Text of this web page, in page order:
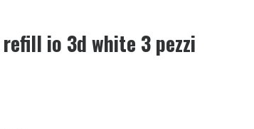
io 3d white 3 pezzi
fino al 55% validi solo per OGGI!